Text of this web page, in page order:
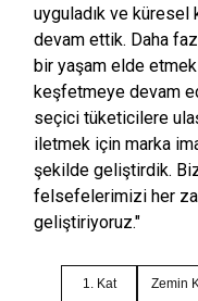
uyguladık ve
devam ettik. Daha
bir yaşam elde
keşfetmeye devam
seçici tüketicilere
iletmek için marka
şekilde geliştirdik.
felsefelerimizi her
geliştiriyoruz."